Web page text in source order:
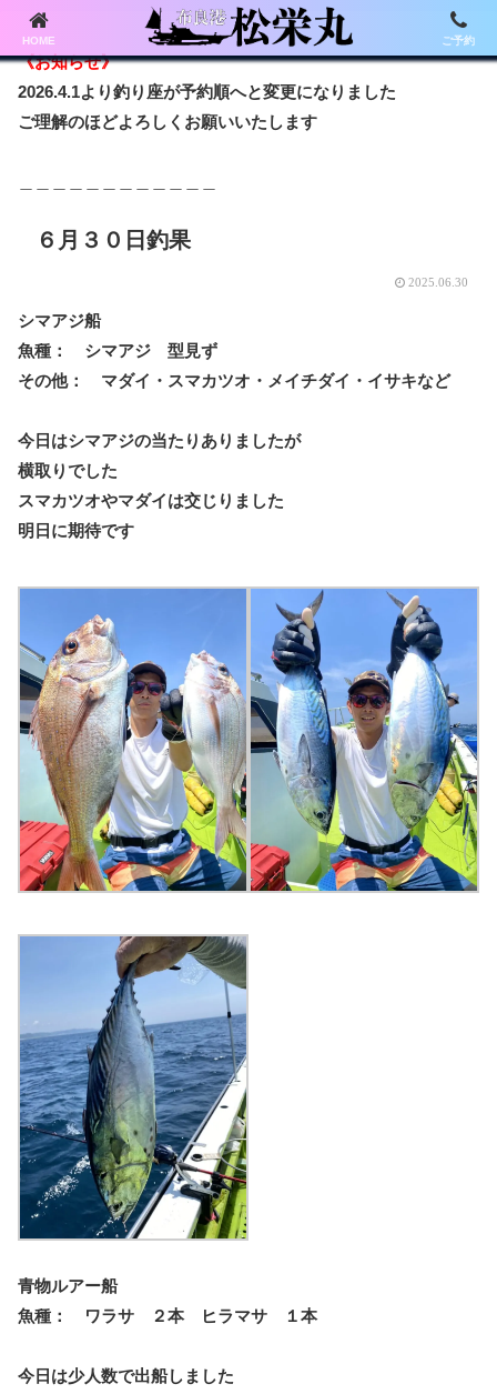
《お知らせ》
2026.4.1より釣り座が予約順へと変更になりました
ご理解のほどよろしくお願いいたします
６月３０日釣果
2025.06.30
シマアジ船
魚種： シマアジ 型見ず
その他： マダイ・スマカツオ・メイチダイ・イサキなど
今日はシマアジの当たりありましたが
横取りでした
スマカツオやマダイは交じりました
明日に期待です
青物ルアー船
魚種： ワラサ ２本 ヒラマサ １本
今日は少人数で出船しました
HOME ご予約